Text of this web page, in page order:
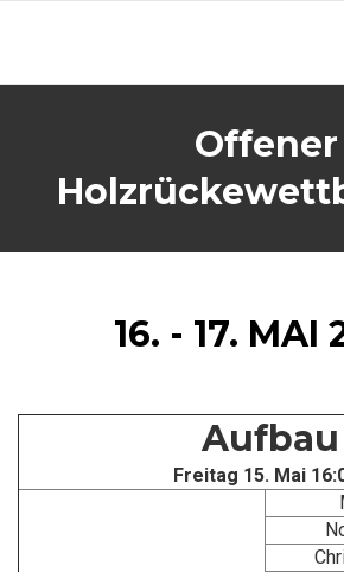
Offener
16. - 17. MAI
Aufbau
Freitag 15. Mai